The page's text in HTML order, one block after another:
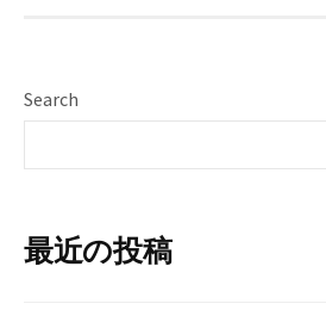
Search
最近の投稿